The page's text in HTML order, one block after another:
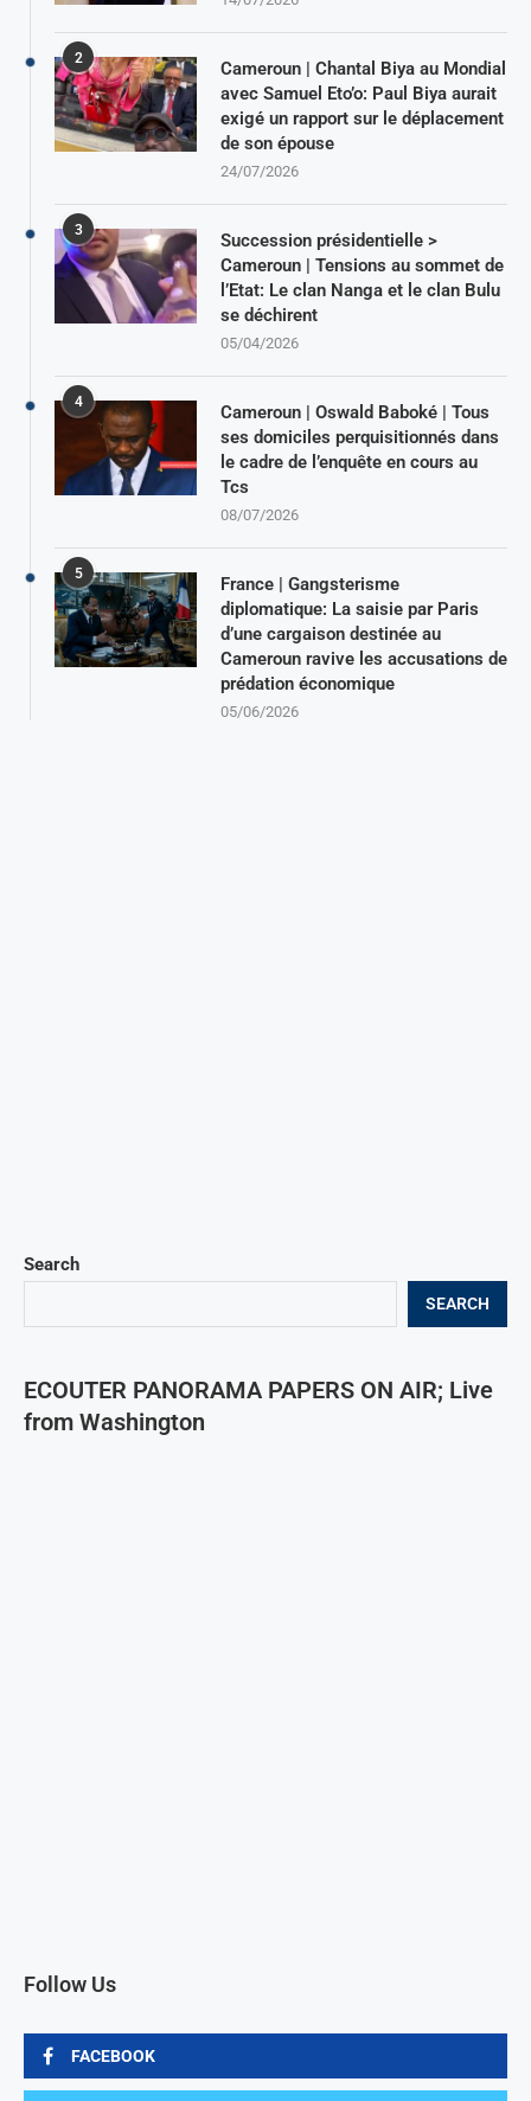
Search
SEARCH
ECOUTER PANORAMA PAPERS ON AIR; Live
from Washington
Follow Us
FACEBOOK
2
Cameroun | Chantal Biya au Mondial
avec Samuel Eto’o: Paul Biya aurait
exigé un rapport sur le déplacement
de son épouse
24/07/2026
3
Succession présidentielle >
Cameroun | Tensions au sommet de
l’Etat: Le clan Nanga et le clan Bulu
se déchirent
05/04/2026
4
Cameroun | Oswald Baboké | Tous
ses domiciles perquisitionnés dans
le cadre de l’enquête en cours au
Tcs
08/07/2026
5
France | Gangsterisme
diplomatique: La saisie par Paris
d’une cargaison destinée au
Cameroun ravive les accusations de
prédation économique
05/06/2026